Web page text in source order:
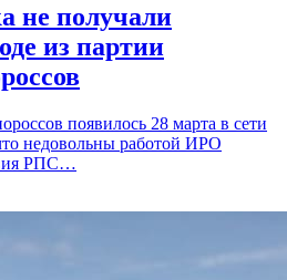
не получали
из партии
появилось 28 марта в сети
недовольны работой ИРО
РПС…